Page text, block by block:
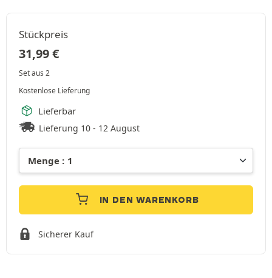
Stückpreis
31,99€
Set aus 2
Kostenlose Lieferung
Lieferbar
Lieferung 10 - 12 August
IN DEN WARENKORB
Sicherer Kauf